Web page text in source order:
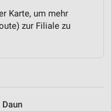
Karte, um mehr
zur Filiale zu